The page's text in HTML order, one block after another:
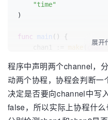
"time"
)
func main ()
{
make chan
    writeFlag :=
false
go
func ()
if
展开
程序中声明两个channel，
动两个协程，协程会判断
决定是否要向channel中写
false，所以实际上协程什